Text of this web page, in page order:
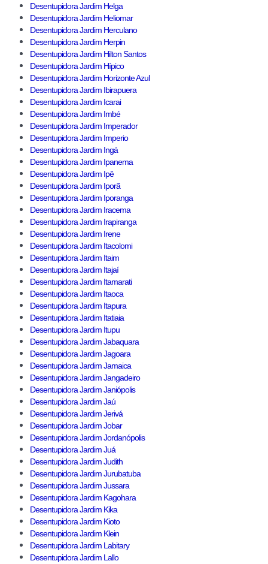
Desentupidora Jardim Helga
Desentupidora Jardim Heliomar
Desentupidora Jardim Herculano
Desentupidora Jardim Herpin
Desentupidora Jardim Hilton Santos
Desentupidora Jardim Hípico
Desentupidora Jardim Horizonte Azul
Desentupidora Jardim Ibirapuera
Desentupidora Jardim Icarai
Desentupidora Jardim Imbé
Desentupidora Jardim Imperador
Desentupidora Jardim Imperio
Desentupidora Jardim Ingá
Desentupidora Jardim Ipanema
Desentupidora Jardim Ipê
Desentupidora Jardim Iporã
Desentupidora Jardim Iporanga
Desentupidora Jardim Iracema
Desentupidora Jardim Irapiranga
Desentupidora Jardim Irene
Desentupidora Jardim Itacolomi
Desentupidora Jardim Itaim
Desentupidora Jardim Itajaí
Desentupidora Jardim Itamarati
Desentupidora Jardim Itaoca
Desentupidora Jardim Itapura
Desentupidora Jardim Itatiaia
Desentupidora Jardim Itupu
Desentupidora Jardim Jabaquara
Desentupidora Jardim Jagoara
Desentupidora Jardim Jamaica
Desentupidora Jardim Jangadeiro
Desentupidora Jardim Janiópolis
Desentupidora Jardim Jaú
Desentupidora Jardim Jerivá
Desentupidora Jardim Jobar
Desentupidora Jardim Jordanópolis
Desentupidora Jardim Juá
Desentupidora Jardim Judith
Desentupidora Jardim Jurubatuba
Desentupidora Jardim Jussara
Desentupidora Jardim Kagohara
Desentupidora Jardim Kika
Desentupidora Jardim Kioto
Desentupidora Jardim Klein
Desentupidora Jardim Labitary
Desentupidora Jardim Lallo